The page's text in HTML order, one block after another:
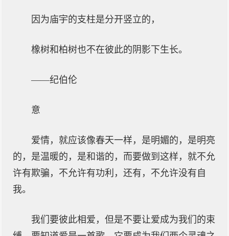
因为庙宇的支柱是分开竖立的，
橡树和柏树也不在彼此的阴影下生长。
——纪伯伦
意
爱情，就应该像春天一样，是明媚的，是明亮
的，是温暖的，是和谐的，而要做到这样，就不允
许有欺骗，不允许有功利，还有，不允许没有自
我。
我们要彼此相爱，但是不要让爱成为我们的束